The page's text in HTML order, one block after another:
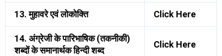
13. मुहावरे एवं लोकोक्ति Click Here
14. अंग्रेजी के पारिभाषिक (तकनीकी)
शब्दों के समानार्थक हिन्दी शब्द
Click Here